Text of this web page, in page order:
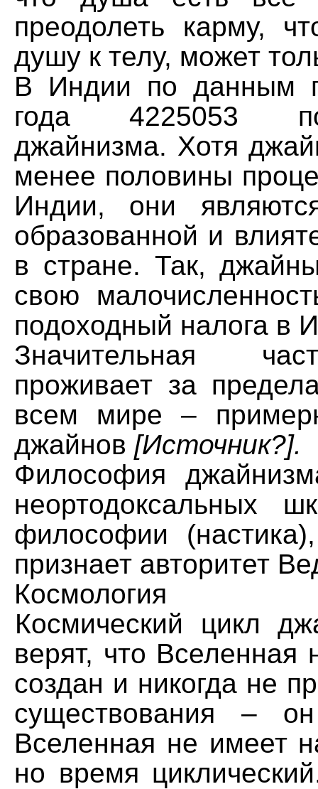
преодолеть карму,
душу к телу, может
В Индии по данным
года 4225053
джайнизма. Хотя
менее половины
Индии, они
образованной и
в стране. Так,
свою
подоходный налога в
Значительная
проживает за
всем мире –
джайнов [Источник?].
Философия
неортодоксальных
философии
признает авторитет
Космология
Космический цикл
верят, что Вселенная
создан и никогда не
существования –
Вселенная не имеет
но время